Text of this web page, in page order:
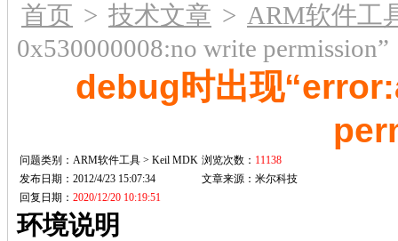
首页 > 技术文章 > ARM软件工
0x530000008:no write permission”
debug时出现
问题类别：ARM软件工具 > Keil MDK 浏览次数： 11138
发布日期：2012/4/23 15:07:34
文章来源： 米尔科技
回复日期： 2020/12/20 10:19:51
环境说明